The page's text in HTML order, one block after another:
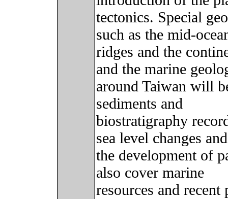
tectonics. Special
such as the mid-
ridges and the
and the marine
around Taiwan will
sediments and
biostratigraphy
sea level changes and
the development of
also cover marine
resources and